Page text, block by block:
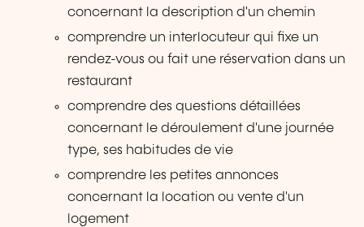
concernant la description d'un chemin
comprendre un interlocuteur qui fixe un
rendez-vous ou fait une réservation dans un
restaurant
comprendre des questions détaillées
concernant le déroulement d'une journée
type, ses habitudes de vie
comprendre les petites annonces
concernant la location ou vente d'un
logement